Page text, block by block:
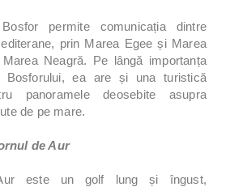
Bosfor permite comunicația dintre
prin Marea Egee și Marea
Neagră. Pe lângă importanța
Bosforului, ea are și una turistică
panoramele deosebite asupra
de pe mare.
de Aur
este un golf lung și îngust,